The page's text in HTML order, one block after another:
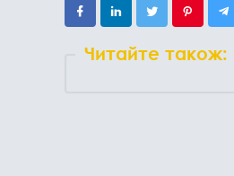
Читайте також: